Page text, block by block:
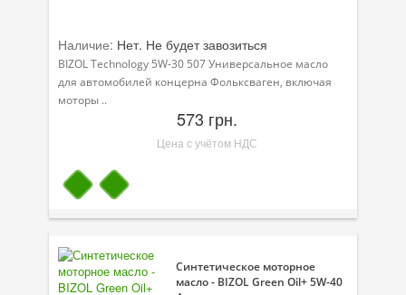
Наличие: Нет. Не будет завозиться
BIZOL Technology 5W-30 507 Универсальное масло
для автомобилей концерна Фольксваген, включая
моторы ..
573 грн.
Цена с учётом НДС
Синтетическое моторное
масло - BIZOL Green Oil+ 5W-40